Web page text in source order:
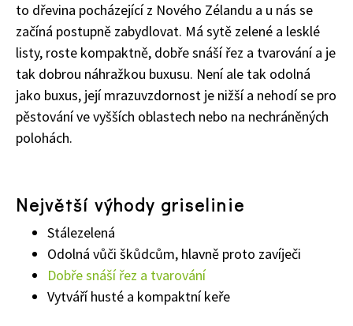
Naše krásná zahrada Speciál
to dřevina pocházející z Nového Zélandu a u nás se
začíná postupně zabydlovat. Má sytě zelené a lesklé
listy, roste kompaktně, dobře snáší řez a tvarování a je
tak dobrou náhražkou buxusu. Není ale tak odolná
jako buxus, její mrazuvzdornost je nižší a nehodí se pro
pěstování ve vyšších oblastech nebo na nechráněných
polohách.
Největší výhody griselinie
Stálezelená
Odolná vůči škůdcům, hlavně proto zavíječi
Dobře snáší řez a tvarování
Vytváří husté a kompaktní keře